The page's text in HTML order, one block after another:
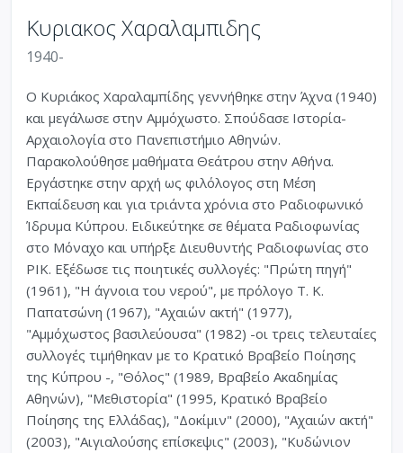
Κυριακος Χαραλαμπιδης
1940-
Ο Κυριάκος Χαραλαμπίδης γεννήθηκε στην Άχνα (1940)
και μεγάλωσε στην Αμμόχωστο. Σπούδασε Ιστορία-
Αρχαιολογία στο Πανεπιστήμιο Αθηνών.
Παρακολούθησε μαθήματα Θεάτρου στην Αθήνα.
Εργάστηκε στην αρχή ως φιλόλογος στη Μέση
Εκπαίδευση και για τριάντα χρόνια στο Ραδιοφωνικό
Ίδρυμα Κύπρου. Ειδικεύτηκε σε θέματα Ραδιοφωνίας
στο Μόναχο και υπήρξε Διευθυντής Ραδιοφωνίας στο
ΡΙΚ. Εξέδωσε τις ποιητικές συλλογές: "Πρώτη πηγή"
(1961), "Η άγνοια του νερού", με πρόλογο Τ. Κ.
Παπατσώνη (1967), "Αχαιών ακτή" (1977),
"Αμμόχωστος βασιλεύουσα" (1982) -οι τρεις τελευταίες
συλλογές τιμήθηκαν με το Κρατικό Βραβείο Ποίησης
της Κύπρου -, "Θόλος" (1989, Βραβείο Ακαδημίας
Αθηνών), "Μεθιστορία" (1995, Κρατικό Βραβείο
Ποίησης της Ελλάδας), "Δοκίμιν" (2000), "Αχαιών ακτή"
(2003), "Αιγιαλούσης επίσκεψις" (2003), "Κυδώνιον